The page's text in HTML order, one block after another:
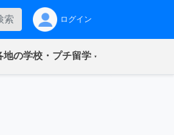
索 ログイン
地の学校・プチ留学(current)